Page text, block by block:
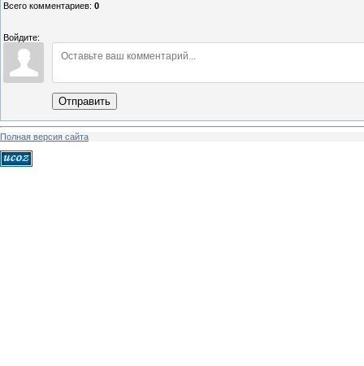
Всего комментариев: 0
Войдите:
Отправить
Полная версия сайта